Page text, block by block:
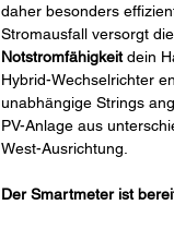
daher besonders
Stromausfall versorgt
Notstromfähigkeitdein
Hybrid-Wechselrichter
unabhängige Strings
PV-Anlage aus
West-Ausrichtung.
Der Smartmeter ist